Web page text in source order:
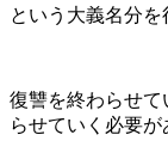
という大義名分を
復讐を終わらせ
らせていく必要が